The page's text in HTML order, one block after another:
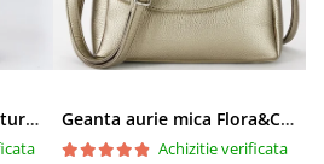
Geanta bej din piele naturala 8966 123 Geanta aurie mica Flora&CO Paris H6930 16
Achizitie verificata